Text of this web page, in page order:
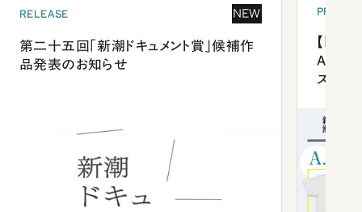
RELEASE NEW
第二十五回「新潮ドキュメント賞」候補作
品発表のお知らせ
【「新
ズプレ